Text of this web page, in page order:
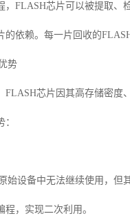
，FLASH芯片可以被提取、
的依赖。每一片回收的
势
FLASH芯片因其高存储密度
始设备中无法继续使用，
，实现二次利用。